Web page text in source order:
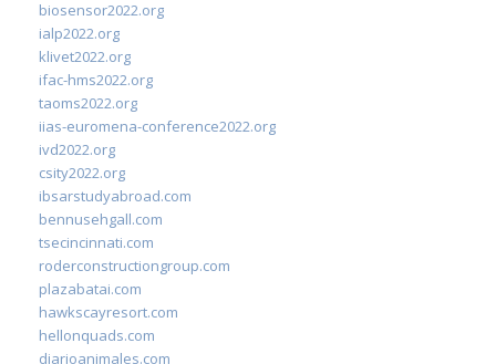
biosensor2022.org
ialp2022.org
klivet2022.org
ifac-hms2022.org
taoms2022.org
iias-euromena-conference2022.org
ivd2022.org
csity2022.org
ibsarstudyabroad.com
bennusehgall.com
tsecincinnati.com
roderconstructiongroup.com
plazabatai.com
hawkscayresort.com
hellonquads.com
diarioanimales.com